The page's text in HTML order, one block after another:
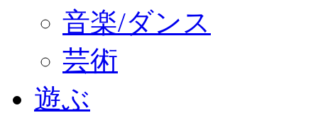
音楽/ダンス
芸術
遊ぶ